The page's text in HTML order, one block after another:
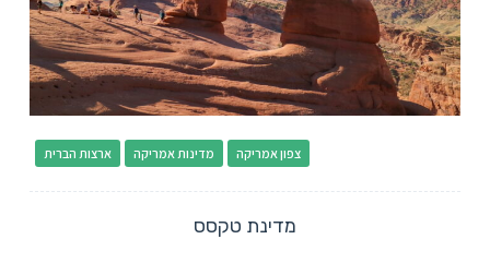
ארצות הברית מדינות אמריקה צפון אמריקה
מדינת טקסס